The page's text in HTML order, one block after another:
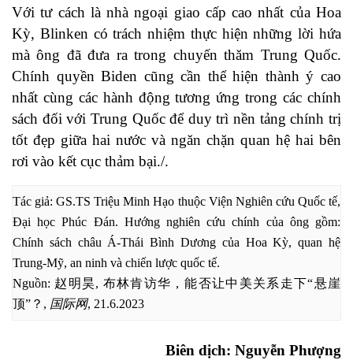
Với tư cách là nhà ngoại giao cấp cao nhất của Hoa
Kỳ, Blinken có trách nhiệm thực hiện những lời hứa
mà ông đã đưa ra trong chuyến thăm Trung Quốc.
Chính quyền Biden cũng cần thể hiện thành ý cao
nhất cùng các hành động tương ứng trong các chính
sách đối với Trung Quốc để duy trì nền tảng chính trị
tốt đẹp giữa hai nước và ngăn chặn quan hệ hai bên
rơi vào kết cục thảm bại./.
Tác giả: GS.TS Triệu Minh Hạo thuộc Viện Nghiên cứu Quốc tế,
Đại học Phúc Đán. Hướng nghiên cứu chính của ông gồm:
Chính sách châu Á-Thái Bình Dương của Hoa Kỳ, quan hệ
Trung-Mỹ, an ninh và chiến lược quốc tế.
Nguồn: 赵明昊, 布林肯访华，能否让中美关系走下“悬崖
顶”？, 国际网, 21.6.2023
Biên dịch: Nguyễn Phượng